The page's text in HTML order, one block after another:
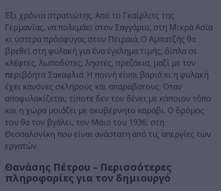
Έξι χρόνια στρατιώτης. Από το Γκαίρλιτς της
Γερμανίας, να πολεμάει στον Σαγγάριο, στη Μικρά Ασία
κι ύστερα πρόσφυγας στον Πειραιά. Ο Αμπατζής θα
βρεθεί στη φυλακή για ένα έγκλημα τιμής, δίπλα σε
κλέφτες, λωποδύτες, ληστές, πρεζάκια, μαζί με τον
περιβόητο Σακαφλιά. Η ποινή είναι βαριά κι η φυλακή
έχει κανόνες σκληρούς και απαράβατους. Όταν
αποφυλακίζεται, τίποτε δεν τον δένει με κάποιον τόπο
και η χώρα μοιάζει με ακυβέρνητο καράβι. Ο δρόμος
του θα τον βγάλει, τον Μάιο του 1936, στη
Θεσσαλονίκη που είναι ανάστατη από τις απεργίες των
εργατών.
Θανάσης Πέτρου – Περισσότερες
πληροφορίες για τον δημιουργό